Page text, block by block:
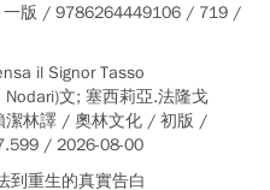
版 / 9786264449106 / 719 /
il Signor Tasso
文; 塞西莉亞.法隆戈
潔林譯 / 奧林文化 / 初版 /
/ 2026-08-00
到重生的真實告白